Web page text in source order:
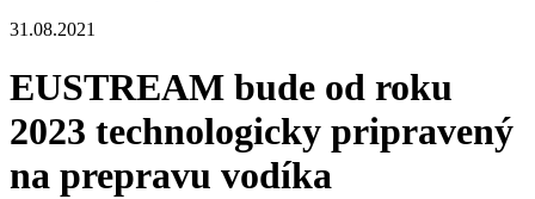
31.08.2021
EUSTREAM bude od roku
2023 technologicky pripravený
na prepravu vodíka